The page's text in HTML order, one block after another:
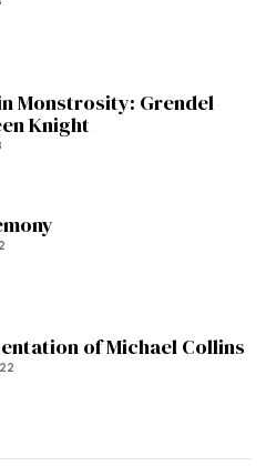
Monstrosity: Grendel
Knight
of Michael Collins